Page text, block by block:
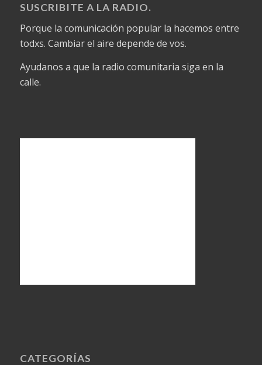
SUSCRIBITE A LA RADIO.
Porque la comunicación popular la hacemos entre
todxs. Cambiar el aire depende de vos.
Ayudanos a que la radio comunitaria siga en la
calle.
CATEGORÍAS